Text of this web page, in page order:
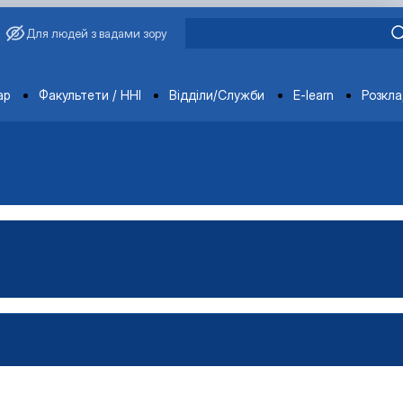
Для людей з вадами зору
Факультети / ННІ Відділи/Служби E-learn